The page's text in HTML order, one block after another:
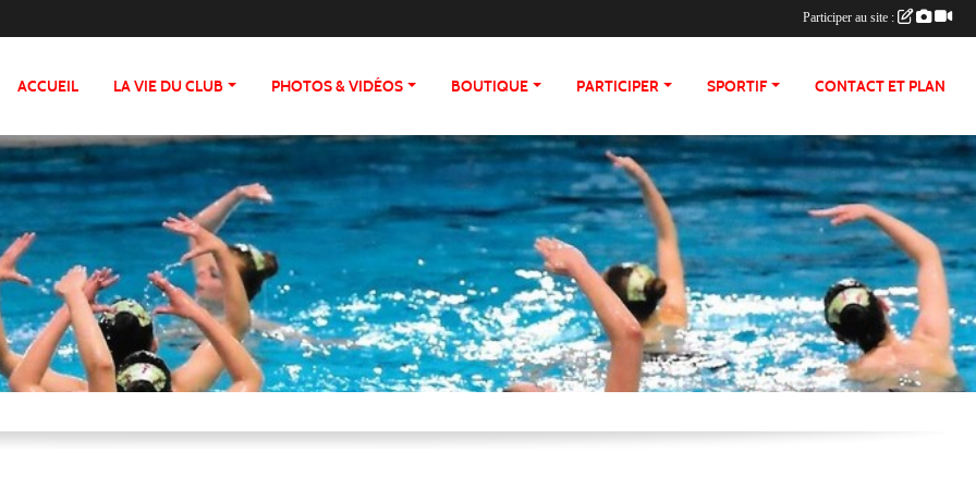
ACCUEIL LA VIE DU CLUB PHOTOS & VIDÉOS BOUTIQUE PARTICIPER SPORTIF CONTACT ET PLAN
Participer au site :